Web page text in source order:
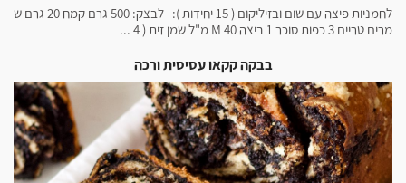
לחמניות פיצה עם שום ובזיליקום ( 15 יחידות ): לבצק: 500 גרם קמח 20 גרם ש
מרים טריים 3 כפות סוכר 1 ביצה M 40 מ"ל שמן זית ( 4 ...
בבקה קקאו עסיסית ורכה